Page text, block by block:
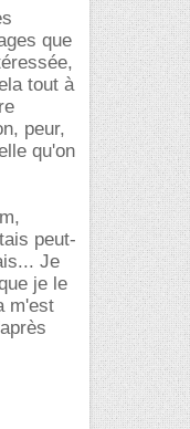
que
tout à
peur,
qu'on
peut-
Je
je le
m'est